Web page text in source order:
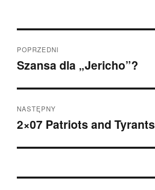
wpisy
POPRZEDNI
Poprzedni
Szansa dla „Jericho”?
NASTĘPNY
Następny
2×07 Patriots and Tyrants